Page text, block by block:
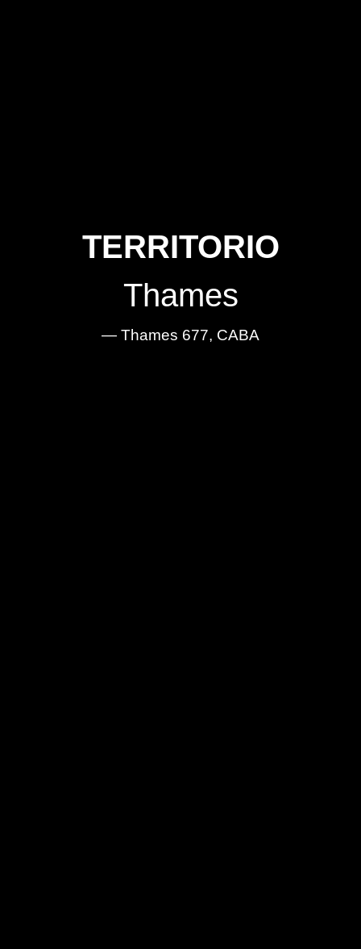
TERRITORIO
Thames
— Thames 677, CABA